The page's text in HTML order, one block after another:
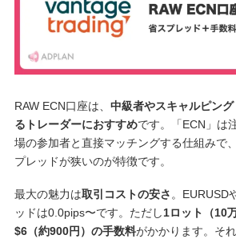
RAW ECN口座は、 中級者やスキャルピン
るトレーダーにおすすめです。「ECN」は
場の参加者と直接マッチングする仕組みで
プレッドが狭いのが特徴です。
最大の魅力は取引コストの安さ 。EURUSD
ッドは0.0pips〜です。ただし1ロット（10
$6（約900円）の手数料がかかります。そ